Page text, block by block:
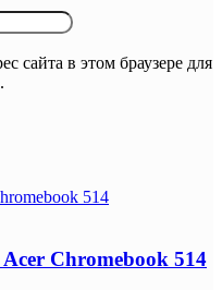
сайта в этом браузере для
514
Chromebook 514